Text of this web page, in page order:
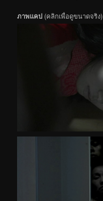
ภาพแคป (คลิกเพื่อดูขนาดจริง)